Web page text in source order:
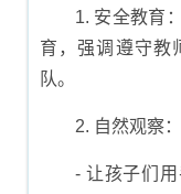
1. 安全教育
育，强调遵守教
队。
2. 自然观察：
- 让孩子们